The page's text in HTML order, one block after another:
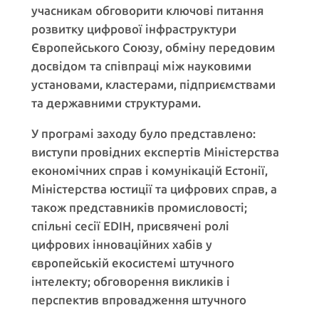
учасникам обговорити ключові питання
розвитку цифрової інфраструктури
Європейського Союзу, обміну передовим
досвідом та співпраці між науковими
установами, кластерами, підприємствами
та державними структурами.
У програмі заходу було представлено:
виступи провідних експертів Міністерства
економічних справ і комунікацій Естонії,
Міністерства юстиції та цифрових справ, а
також представників промисловості;
спільні сесії EDIH, присвячені ролі
цифрових інноваційних хабів у
європейській екосистемі штучного
інтелекту; обговорення викликів і
перспектив впровадження штучного